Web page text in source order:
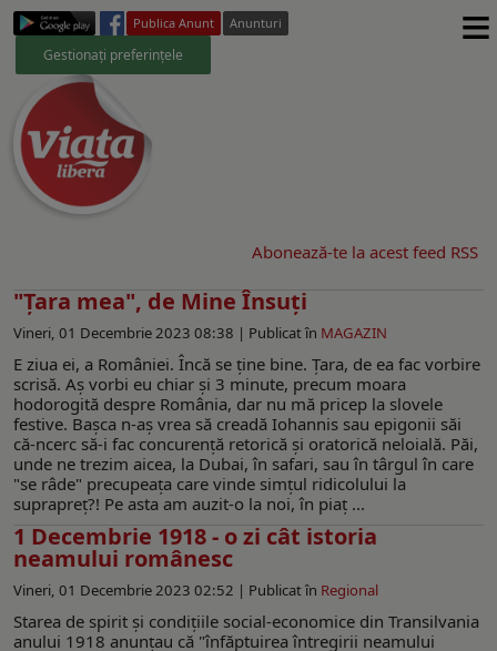
Publica Anunt Anunturi
Gestionați preferințele ≡
Abonează-te la acest feed RSS
"Țara mea", de Mine Însuți
Vineri, 01 Decembrie 2023 08:38 | Publicat în MAGAZIN
E ziua ei, a României. Încă se ține bine. Țara, de ea fac vorbire
scrisă. Aș vorbi eu chiar și 3 minute, precum moara
hodorogită despre România, dar nu mă pricep la slovele
festive. Bașca n-aș vrea să creadă Iohannis sau epigonii săi
că-ncerc să-i fac concurență retorică și oratorică neloială. Păi,
unde ne trezim aicea, la Dubai, în safari, sau în târgul în care
"se râde" precupeața care vinde simțul ridicolului la
suprapreț?! Pe asta am auzit-o la noi, în piaț ...
1 Decembrie 1918 - o zi cât istoria
neamului românesc
Vineri, 01 Decembrie 2023 02:52 | Publicat în Regional
Starea de spirit și condițiile social-economice din Transilvania
anului 1918 anunțau că "înfăptuirea întregirii neamului